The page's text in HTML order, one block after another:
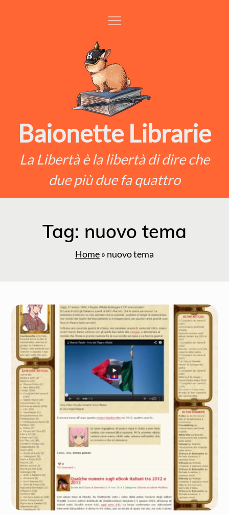
Baionette Librarie
La Libertà è la libertà di dire che
due più due fa quattro
Tag: nuovo tema
Home» nuovo tema